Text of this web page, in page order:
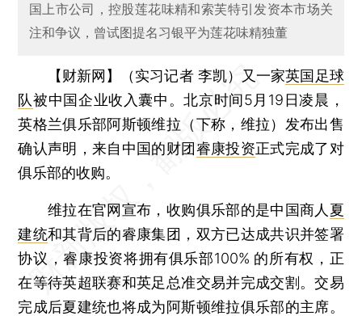
国上市公司，控股莲花味精和索芙特引发资本市场关
注和争议，曾试图提名习银平为莲花味精独董
【财新网】（实习记者 李凯） 又一家英国足球
队被中国企业收入囊中。北京时间5月19日凌晨，
英格兰俱乐部阿斯顿维拉（下称，维拉）发布出售
确认声明，来自中国的财团睿康投资正式完成了对
俱乐部的收购。
维拉在官网宣布，收购俱乐部的是中国商人 夏
建统和其背后的睿康集团，双方已达成共识并签署
协议，睿康投资将拥有俱乐部100% 的所有权，正
在等待英超联赛和英足总准交易并完成交割。交易
完成后夏建统也将成为阿斯顿维拉俱乐部的主席。